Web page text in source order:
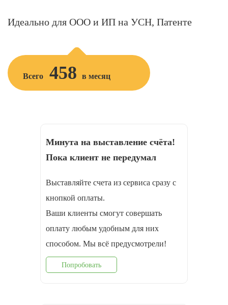
Идеально для ООО и ИП на УСН, Патенте
Всего 458 в месяц
Минута на выставление счёта!
Пока клиент не передумал
Выставляйте счета из сервиса сразу с
кнопкой оплаты.
Ваши клиенты смогут совершать
оплату любым удобным для них
способом. Мы всё предусмотрели!
Попробовать